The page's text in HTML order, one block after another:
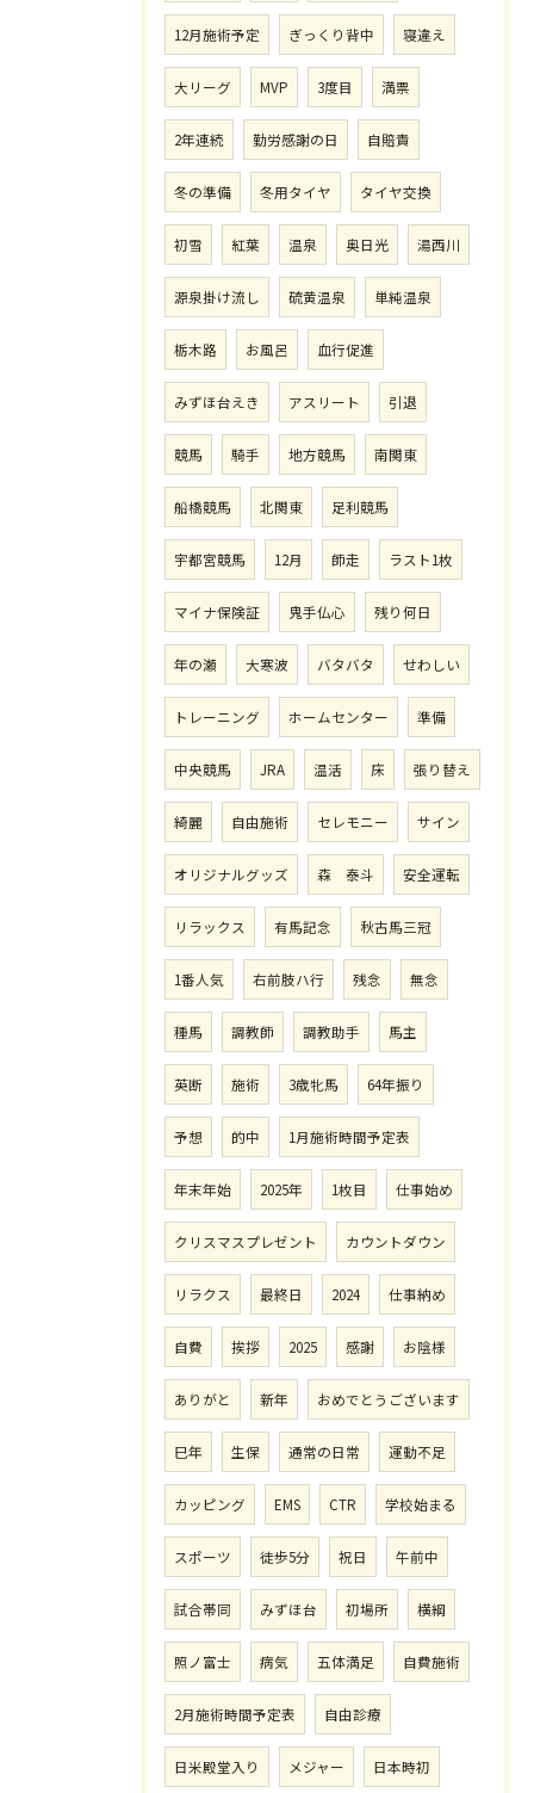
12月施術予定 ぎっくり背中 寝違え
大リーグ MVP 3度目 満票
2年連続 勤労感謝の日 自賠責
冬の準備 冬用タイヤ タイヤ交換
初雪 紅葉 温泉 奥日光 湯西川
源泉掛け流し 硫黄温泉 単純温泉
栃木路 お風呂 血行促進
みずほ台えき アスリート 引退
競馬 騎手 地方競馬 南関東
船橋競馬 北関東 足利競馬
宇都宮競馬 12月 師走 ラスト1枚
マイナ保険証 鬼手仏心 残り何日
年の瀬 大寒波 バタバタ せわしい
トレーニング ホームセンター 準備
中央競馬 JRA 温活 床 張り替え
綺麗 自由施術 セレモニー サイン
オリジナルグッズ 森 泰斗 安全運転
リラックス 有馬記念 秋古馬三冠
1番人気 右前肢ハ行 残念 無念
種馬 調教師 調教助手 馬主
英断 施術 3歳牝馬 64年振り
予想 的中 1月施術時間予定表
年末年始 2025年 1枚目 仕事始め
クリスマスプレゼント カウントダウン
リラクス 最終日 2024 仕事納め
自費 挨拶 2025 感謝 お陰様
ありがと 新年 おめでとうございます
巳年 生保 通常の日常 運動不足
カッピング EMS CTR 学校始まる
スポーツ 徒歩5分 祝日 午前中
試合帯同 みずほ台 初場所 横綱
照ノ富士 病気 五体満足 自費施術
2月施術時間予定表 自由診療
日米殿堂入り メジャー 日本時初